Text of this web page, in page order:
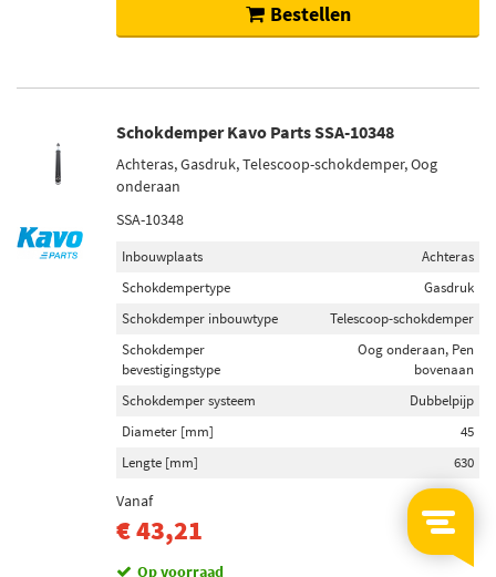
Bestellen
Schokdemper Kavo Parts SSA-10348
Achteras, Gasdruk, Telescoop-schokdemper, Oog
onderaan
SSA-10348
Inbouwplaats
Achteras
Schokdempertype
Gasdruk
Schokdemper inbouwtype
Telescoop-schokdemper
Schokdemper
bevestigingstype
Oog onderaan, Pen
bovenaan
Schokdemper systeem
Dubbelpijp
Diameter [mm]
45
Lengte [mm]
630
Vanaf
€ 43,21 -32%
Op voorraad